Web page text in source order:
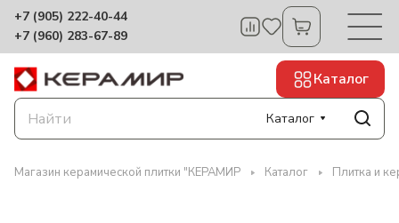
+7 (905) 222-40-44
+7 (960) 283-67-89
Каталог
Каталог
Магазин керамической плитки "КЕРАМИР Каталог Плитка и